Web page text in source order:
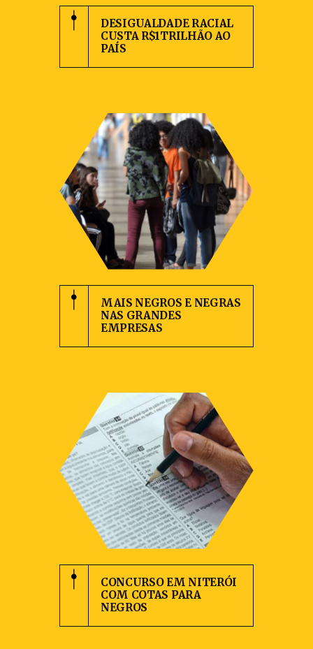
DESIGUALDADE RACIAL
CUSTA R$1TRILHÃO AO
PAÍS
MAIS NEGROS E NEGRAS
NAS GRANDES
EMPRESAS
CONCURSO EM NITERÓI
COM COTAS PARA
NEGROS